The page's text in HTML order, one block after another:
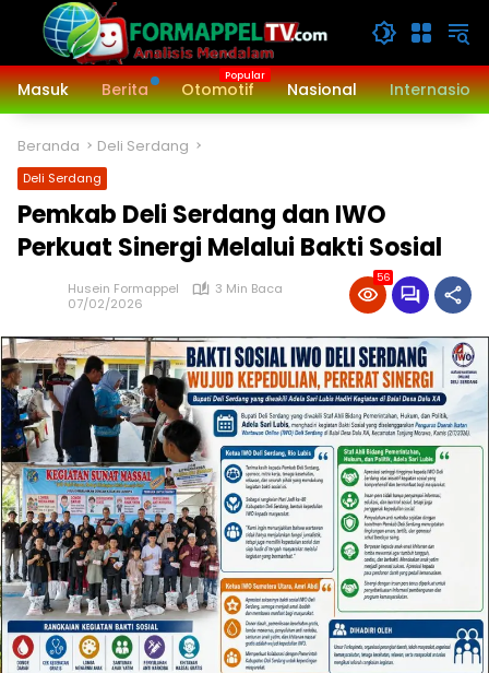
Langsung
konten
Masuk
Berita Otomotif Nasional
Beranda Deli Serdang
Deli Serdang
Pemkab Deli Serdang dan IWO
Perkuat Sinergi Melalui Bakti Sosial
Husein Formappel
3 Min Baca
07/02/2026
56